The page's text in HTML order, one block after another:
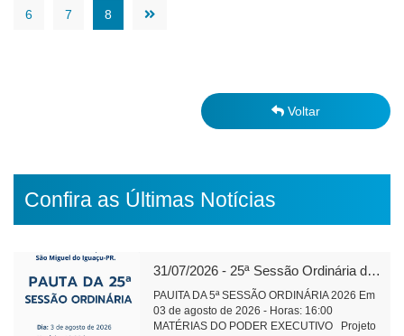
6 7 8
Voltar
Confira as Últimas Notícias
31/07/2026 - 25ª Sessão Ordinária de 2026
PAUITA DA 5ª SESSÃO ORDINÁRIA 2026 Em
03 de agosto de 2026 - Horas: 16:00
MATÉRIAS DO PODER EXECUTIVO Projeto